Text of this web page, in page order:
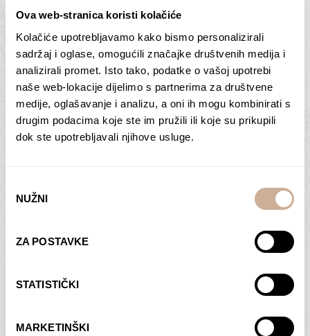
Ova web-stranica koristi kolačiće
Kolačiće upotrebljavamo kako bismo personalizirali
sadržaj i oglase, omogućili značajke društvenih medija i
analizirali promet. Isto tako, podatke o vašoj upotrebi
naše web-lokacije dijelimo s partnerima za društvene
medije, oglašavanje i analizu, a oni ih mogu kombinirati s
drugim podacima koje ste im pružili ili koje su prikupili
dok ste upotrebljavali njihove usluge.
pristanka
NUŽNI
ZA POSTAVKE
STATISTIČKI
MARKETINŠKI
Butan – ljudi 2
75,00€ – 138,00€Raspon
cijena:
od
75,00 €
138,00 €
ODABERI OPCIJE
Antarktika – krajolik
2
75,00€ – 138,00€Raspon
cijena:
od
ODABERI OPCIJE
Dolac
ODABERI OPCIJE
Moreškanti – sjena
€Raspon
od
75,00 €
do
138,00 €
ODABERI OPCIJE
POGLEDAJTE SVE PROIZVODE U OVOJ KATEGORIJI